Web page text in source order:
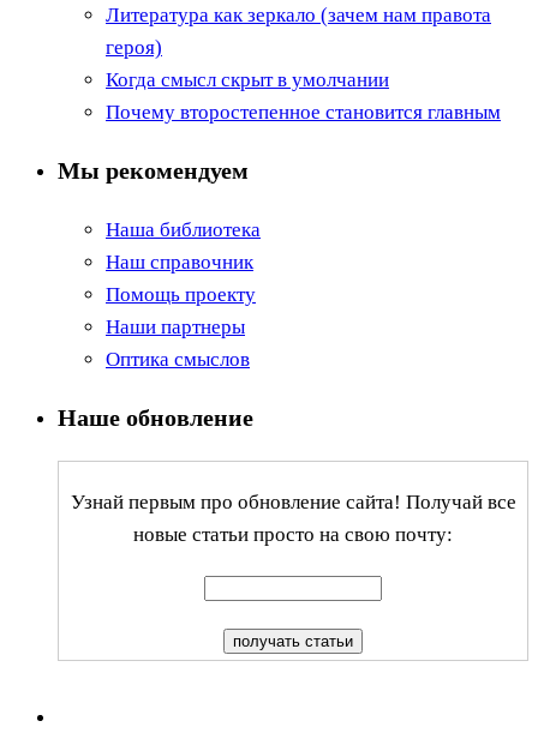
Литература как зеркало (зачем нам правота
героя)
Когда смысл скрыт в умолчании
Почему второстепенное становится главным
Мы рекомендуем
Наша библиотека
Наш справочник
Помощь проекту
Наши партнеры
Оптика смыслов
Наше обновление
Узнай первым про обновление сайта! Получай все
новые статьи просто на свою почту: